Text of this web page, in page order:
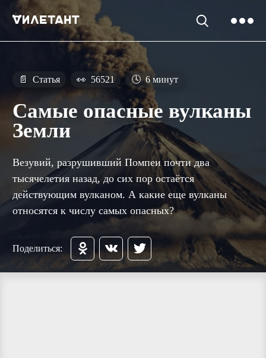
📄 Статья 👀 56521 🕓 6 минут
Самые опасные вулканы
Земли
Везувий, разрушивший Помпеи почти два
тысячелетия назад, до сих пор остаётся
действующим вулканом. А какие еще вулканы
относятся к числу самых опасных?
Поделиться: